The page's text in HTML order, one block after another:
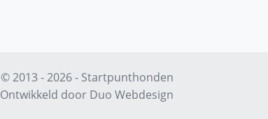
© 2013 - 2026 - Startpunthonden
Ontwikkeld door Duo Webdesign